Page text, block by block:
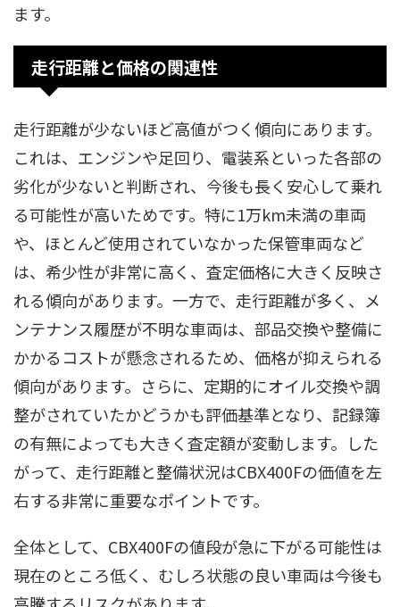
ます。
走行距離と価格の関連性
走行距離が少ないほど高値がつく傾向にあります。
これは、エンジンや足回り、電装系といった各部の
劣化が少ないと判断され、今後も長く安心して乗れ
る可能性が高いためです。特に1万km未満の車両
や、ほとんど使用されていなかった保管車両など
は、希少性が非常に高く、査定価格に大きく反映さ
れる傾向があります。一方で、走行距離が多く、メ
ンテナンス履歴が不明な車両は、部品交換や整備に
かかるコストが懸念されるため、価格が抑えられる
傾向があります。さらに、定期的にオイル交換や調
整がされていたかどうかも評価基準となり、記録簿
の有無によっても大きく査定額が変動します。した
がって、走行距離と整備状況はCBX400Fの価値を左
右する非常に重要なポイントです。
全体として、CBX400Fの値段が急に下がる可能性は
現在のところ低く、むしろ状態の良い車両は今後も